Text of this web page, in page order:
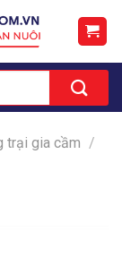
trại gia cầm /